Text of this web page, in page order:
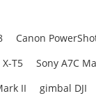
Canon
T5 Sony A7C
II gimbal DJI